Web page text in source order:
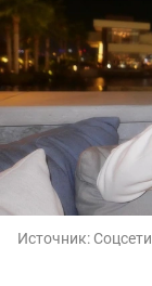
Источник: Соцсети